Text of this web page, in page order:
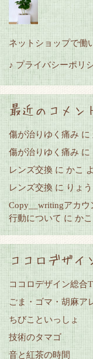
ネットショップで働
♪ プライバシーポリ
最近のコメン
傷が治りゆく痛み に
傷が治りゆく痛み に
レンズ交換 に かこ
レンズ交換 に りょ
Copy__writingアカ
行動について に かこ
ココロデザイ
ココロデザイン総合
ごま・ゴマ・胡麻ア
ちびこといっしょ
技術のタマゴ
音と紅茶の時間